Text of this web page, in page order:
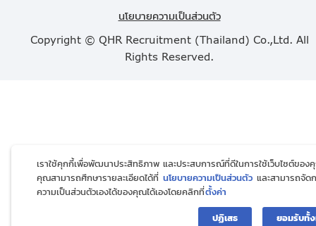
นโยบายความเป็นส่วนตัว
Copyright © QHR Recruitment (Thailand) Co.,Ltd. All
Rights Reserved.
เราใช้คุกกี้เพื่อพัฒนาประสิทธิภาพ และประสบการณ์ที่ดีในการใช้เว็บไซต์ของ
คุณสามารถศึกษารายละเอียดได้ที่ นโยบายความเป็นส่วนตัว และสามารถจัด
ความเป็นส่วนตัวเองได้ของคุณได้เองโดยคลิกที่ตั้งค่า
ปฏิเสธ ยอมรับทั้